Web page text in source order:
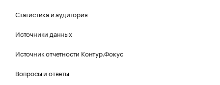
Статистика и аудитория
Источники данных
Источник отчетности Контур.Фокус
Вопросы и ответы